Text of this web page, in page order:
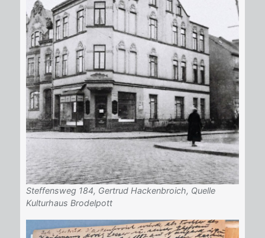
Steffensweg 184, Gertrud Hackenbroich, Quelle
Kulturhaus Brodelpott